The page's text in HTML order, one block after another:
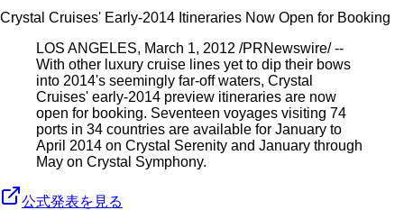
Crystal Cruises' Early-2014 Itineraries Now Open for Booking
LOS ANGELES, March 1, 2012 /PRNewswire/ --
With other luxury cruise lines yet to dip their bows
into 2014's seemingly far-off waters, Crystal
Cruises' early-2014 preview itineraries are now
open for booking. Seventeen voyages visiting 74
ports in 34 countries are available for January to
April 2014 on Crystal Serenity and January through
May on Crystal Symphony.
公式発表を見る